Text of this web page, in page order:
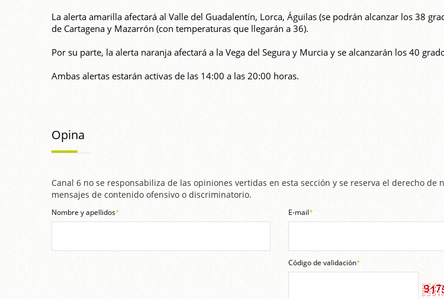
La alerta amarilla afectará al Valle del Guadalentín, Lorca, Águilas (se podrán alcanzar los 38
de Cartagena y Mazarrón (con temperaturas que llegarán a 36).
Por su parte, la alerta naranja afectará a la Vega del Segura y Murcia y se alcanzarán los 40
Ambas alertas estarán activas de las 14:00 a las 20:00 horas.
Opina
Canal 6 no se responsabiliza de las opiniones vertidas en esta sección y se reserva el derecho de
mensajes de contenido ofensivo o discriminatorio.
Nombre y apellidos* E-mail*
Código de validación*